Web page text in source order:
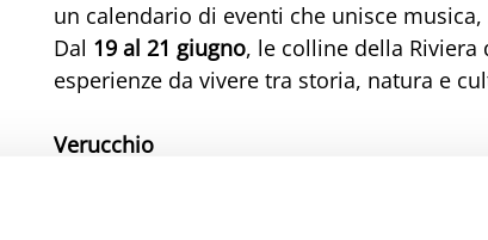
un calendario di eventi che unisce
Dal 19 al 21 giugno, le colline della
esperienze da vivere tra storia, natura e
Verucchio
apre il programma
",